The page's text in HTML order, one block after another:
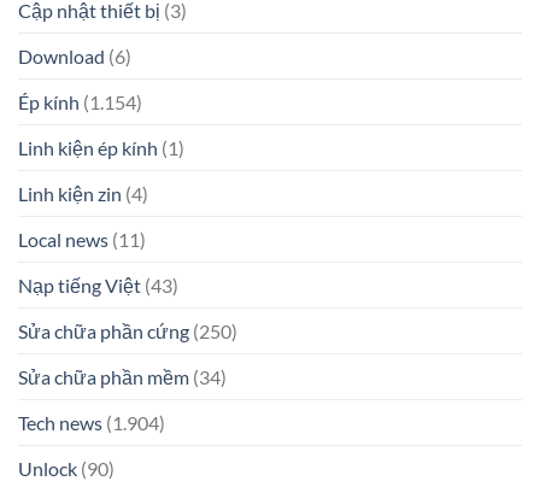
Cập nhật thiết bị (3)
Download (6)
Ép kính (1.154)
Linh kiện ép kính (1)
Linh kiện zin (4)
Local news (11)
Nạp tiếng Việt (43)
Sửa chữa phần cứng (250)
Sửa chữa phần mềm (34)
Tech news (1.904)
Unlock (90)